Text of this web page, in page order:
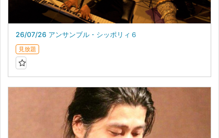
26/07/26 アンサンブル・シッポリィ６
見放題